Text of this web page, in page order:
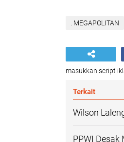
. MEGAPOLITAN
masukkan script
Terkait
Wilson
PPWI Desak